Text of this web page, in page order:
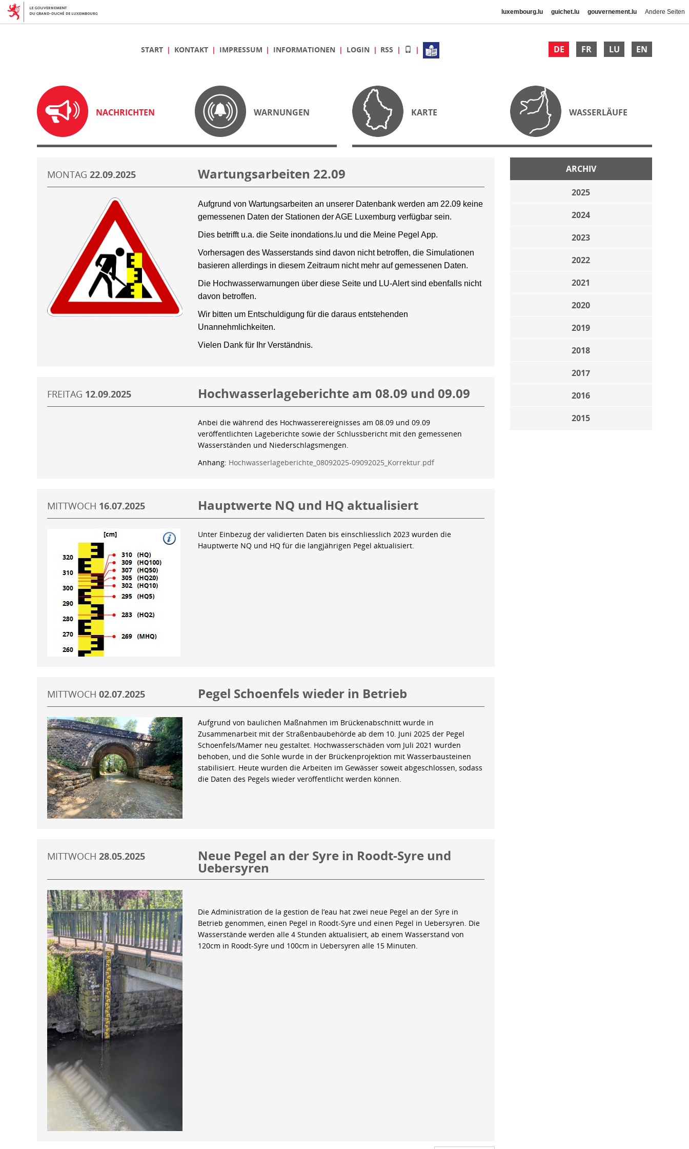
luxembourg.lu guichet.lu gouvernement.lu Andere Seiten
DE FR LU EN
START KONTAKT IMPRESSUM INFORMATIONEN LOGIN RSS
NACHRICHTEN WARNUNGEN KARTE WASSERLÄUFE
ARCHIV
2025
2024
2023
2022
2021
2020
2019
2018
2017
2016
2015
MONTAG 22.09.2025 Wartungsarbeiten 22.09
Aufgrund von Wartungsarbeiten an unserer Datenbank werden am 22.09 keine
gemessenen Daten der Stationen der AGE Luxemburg verfügbar sein.
Dies betrifft u.a. die Seite inondations.lu und die Meine Pegel App.
Vorhersagen des Wasserstands sind davon nicht betroffen, die Simulationen
basieren allerdings in diesem Zeitraum nicht mehr auf gemessenen Daten.
Die Hochwasserwarnungen über diese Seite und LU-Alert sind ebenfalls nicht
davon betroffen.
Wir bitten um Entschuldigung für die daraus entstehenden
Unannehmlichkeiten.
Vielen Dank für Ihr Verständnis.
FREITAG 12.09.2025 Hochwasserlageberichte am 08.09 und 09.09
Anbei die während des Hochwasserereignisses am 08.09 und 09.09
veröffentlichten Lageberichte sowie der Schlussbericht mit den gemessenen
Wasserständen und Niederschlagsmengen.
Anhang: Hochwasserlageberichte_08092025-09092025_Korrektur.pdf
MITTWOCH 16.07.2025 Hauptwerte NQ und HQ aktualisiert
Unter Einbezug der validierten Daten bis einschliesslich 2023 wurden die
Hauptwerte NQ und HQ für die langjährigen Pegel aktualisiert.
MITTWOCH 02.07.2025 Pegel Schoenfels wieder in Betrieb
Aufgrund von baulichen Maßnahmen im Brückenabschnitt wurde in
Zusammenarbeit mit der Straßenbaubehörde ab dem 10. Juni 2025 der Pegel
Schoenfels/Mamer neu gestaltet. Hochwasserschäden vom Juli 2021 wurden
behoben, und die Sohle wurde in der Brückenprojektion mit Wasserbausteinen
stabilisiert. Heute wurden die Arbeiten im Gewässer soweit abgeschlossen, sodass
die Daten des Pegels wieder veröffentlicht werden können.
MITTWOCH 28.05.2025 Neue Pegel an der Syre in Roodt-Syre und
Uebersyren
Die Administration de la gestion de l’eau hat zwei neue Pegel an der Syre in
Betrieb genommen, einen Pegel in Roodt-Syre und einen Pegel in Uebersyren. Die
Wasserstände werden alle 4 Stunden aktualisiert, ab einem Wasserstand von
120cm in Roodt-Syre und 100cm in Uebersyren alle 15 Minuten.